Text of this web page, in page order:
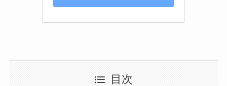
目次